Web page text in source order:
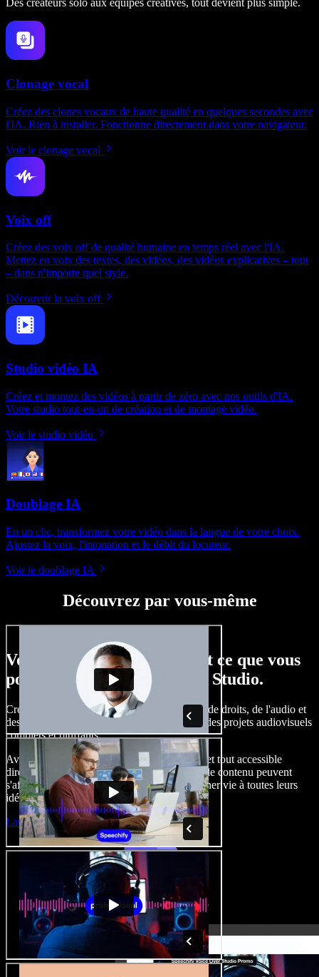
Des créateurs solo aux équipes créatives, tout devient plus simple.
Clonage vocal
Créez des clones vocaux de haute qualité en quelques secondes avec
l'IA. Rien à installer. Fonctionne directement dans votre navigateur.
Voir le clonage vocal
Voix off
Créez des voix off de qualité humaine en temps réel avec l'IA.
Mettez en voix des textes, des vidéos, des vidéos explicatives – tout
– dans n'importe quel style.
Découvrir la voix off
Studio vidéo IA
Créez et montez des vidéos à partir de zéro avec nos outils d'IA.
Votre studio tout-en-un de création et de montage vidéo.
Voir le studio vidéo
Doublage IA
En un clic, transformez votre vidéo dans la langue de votre choix.
Ajustez la voix, l'intonation et le débit du locuteur.
Voir le doublage IA
Découvrez par vous-même
Voici un petit aperçu de tout ce que vous
pouvez faire avec Speechify Studio.
Créez des voix off, ajoutez des images libres de droits, de l'audio et
des vidéos, clonez votre voix, pour produire des projets audiovisuels
complets et bluffants.
Avec une courbe d'apprentissage inexistante et tout accessible
directement dans le navigateur, les créateurs de contenu peuvent
s'affranchir des contraintes habituelles et donner vie à toutes leurs
idées.
Lancer le Studio